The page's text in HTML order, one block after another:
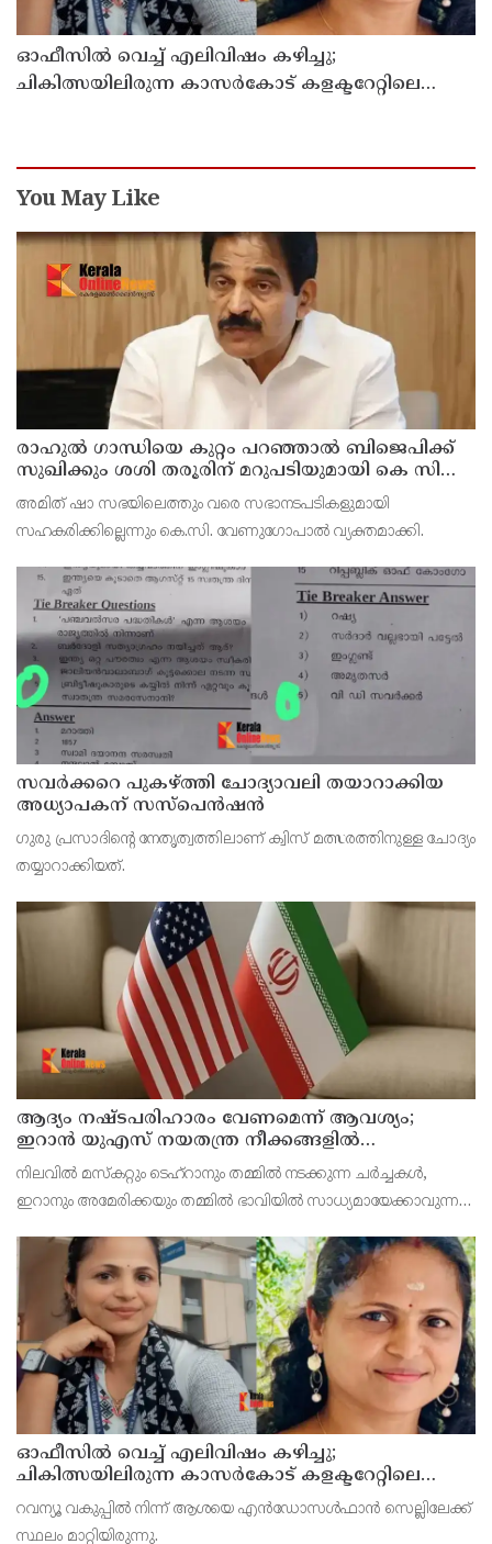
ഓഫീസില്‍ വെച്ച് എലിവിഷം കഴിച്ചു;
ചികിത്സയിലിരുന്ന കാസര്‍കോട് കളക്ടറേറ്റിലെ
You May Like
രാഹുല്‍ ഗാന്ധിയെ കുറ്റം പറഞ്ഞാല്‍ ബിജെപിക്ക്
സുഖിക്കും ശശി തരൂരിന് മറുപടിയുമായി കെ സി
വേണുഗോപാല്‍
അമിത് ഷാ സഭയിലെത്തും വരെ സഭാനടപടികളുമായി
സഹകരിക്കില്ലെന്നും കെ.സി. വേണുഗോപാല്‍ വ്യക്തമാക്കി.
സവര്‍ക്കറെ പുകഴ്ത്തി ചോദ്യാവലി തയാറാക്കിയ
അധ്യാപകന് സസ്‌പെന്‍ഷന്‍
ഗുരു പ്രസാദിന്റെ നേതൃത്വത്തിലാണ് ക്വിസ് മത്സരത്തിനുള്ള ചോദ്യം
തയ്യാറാക്കിയത്.
ആദ്യം നഷ്ടപരിഹാരം വേണമെന്ന് ആവശ്യം;
ഇറാന്‍ യുഎസ് നയതന്ത്ര നീക്കങ്ങളില്‍
അനിശ്ചിതത്വം
നിലവില്‍ മസ്‌കറ്റും ടെഹ്റാനും തമ്മില്‍ നടക്കുന്ന ചര്‍ച്ചകള്‍,
ഇറാനും അമേരിക്കയും തമ്മില്‍ ഭാവിയില്‍ സാധ്യമായേക്കാവുന്ന
കാണുന്നത്.
ഓഫീസില്‍ വെച്ച് എലിവിഷം കഴിച്ചു;
ചികിത്സയിലിരുന്ന കാസര്‍കോട് കളക്ടറേറ്റിലെ
സീനിയര്‍ ക്ലര്‍ക്ക് മരിച്ചു
റവന്യൂ വകുപ്പില്‍ നിന്ന് ആശയെ എന്‍ഡോസള്‍ഫാന്‍ സെല്ലിലേക്ക്
സ്ഥലം മാറ്റിയിരുന്നു.